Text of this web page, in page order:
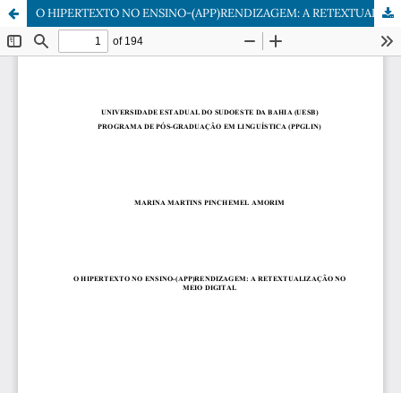
O HIPERTEXTO NO ENSINO-(APP)RENDIZAGEM: A RETEXTUALIZAÇÃO NO MEIO DIGITAL